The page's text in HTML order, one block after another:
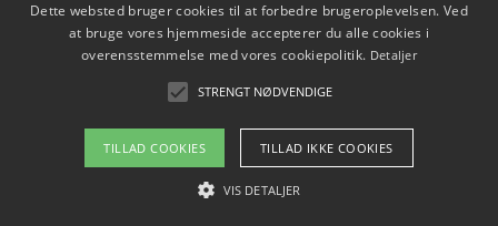
Sådan planlægger du dine vigtige datoer for CO2-
reduktion
Copyright 2026 - Pilanto Aps
Om / kontakt
Dette websted bruger cookies til at forbedre brugeroplevelsen. Ved
at bruge vores hjemmeside accepterer du alle cookies i
overensstemmelse med vores cookiepolitik. Detaljer
STRENGT NØDVENDIGE
TILLAD COOKIES TILLAD IKKE COOKIES
VIS DETALJER